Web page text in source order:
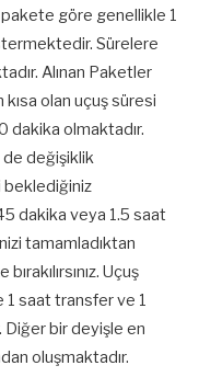
pakete göre genellikle 1
Sürelere
Alınan Paketler
olan uçuş süresi
dakika olmaktadır.
de değişiklik
dakika veya 1.5 saat
tamamladıktan
Uçuş
saat transfer ve 1
Diğer bir deyişle en
oluşmaktadır.